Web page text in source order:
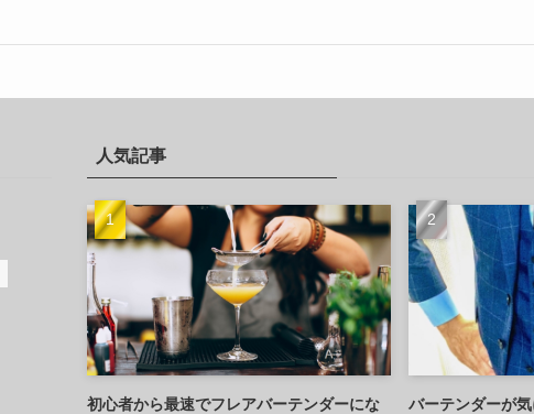
人気記事
初心者から最速でフレアバーテンダーにな
バーテンダーが